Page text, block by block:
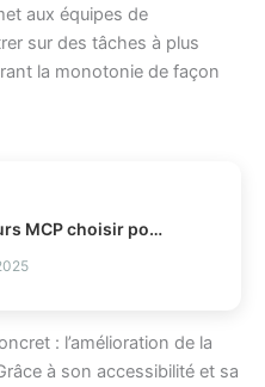
aux équipes de
sur des tâches à plus
la monotonie de façon
Quels serveurs MCP choisir pour vos agents IA ?
: l’amélioration de la
à son accessibilité et sa